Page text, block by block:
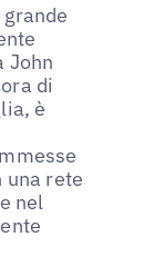
John
di
è
una rete
nel